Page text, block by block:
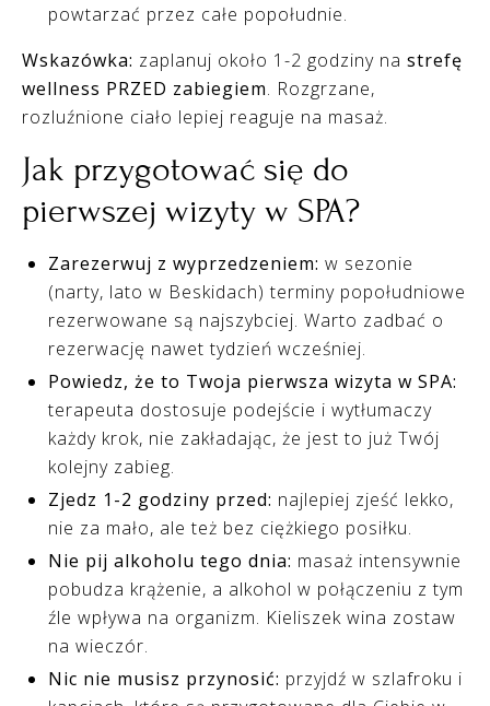
powtarzać przez całe popołudnie.
Wskazówka: zaplanuj około 1-2 godziny na strefę
wellness PRZED zabiegiem. Rozgrzane,
rozluźnione ciało lepiej reaguje na masaż.
Jak przygotować się do
pierwszej wizyty w SPA?
Zarezerwuj z wyprzedzeniem: w sezonie
(narty, lato w Beskidach) terminy popołudniowe
rezerwowane są najszybciej. Warto zadbać o
rezerwację nawet tydzień wcześniej.
Powiedz, że to Twoja pierwsza wizyta w SPA:
terapeuta dostosuje podejście i wytłumaczy
każdy krok, nie zakładając, że jest to już Twój
kolejny zabieg.
Zjedz 1-2 godziny przed: najlepiej zjeść lekko,
nie za mało, ale też bez ciężkiego posiłku.
Nie pij alkoholu tego dnia: masaż intensywnie
pobudza krążenie, a alkohol w połączeniu z tym
źle wpływa na organizm. Kieliszek wina zostaw
na wieczór.
Nic nie musisz przynosić: przyjdź w szlafroku i